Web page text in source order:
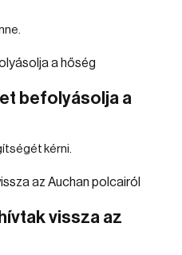
befolyásolja a
kérni.
vissza az